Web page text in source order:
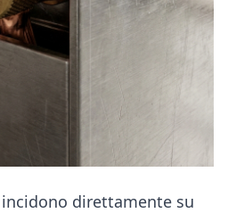
direttamente su